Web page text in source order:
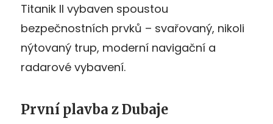
Titanik II vybaven spoustou
bezpečnostních prvků – svařovaný, nikoli
nýtovaný trup, moderní navigační a
radarové vybavení.
První plavba z Dubaje